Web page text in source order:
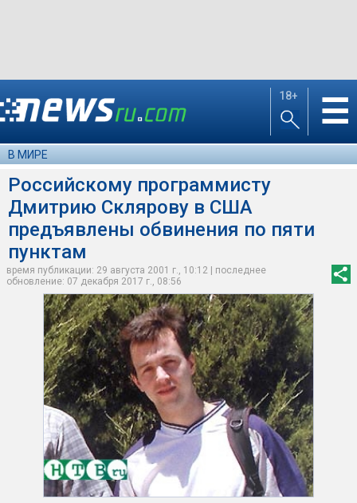
18+ ☰
В МИРЕ
Российскому программисту
Дмитрию Склярову в США
предъявлены обвинения по пяти
пунктам
время публикации: 29 августа 2001 г., 10:12 | последнее
обновление: 07 декабря 2017 г., 08:56